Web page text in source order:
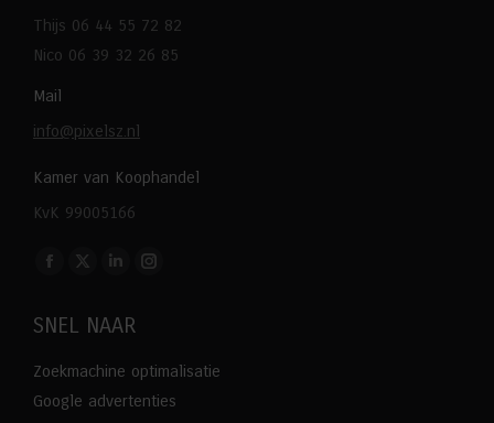
Thijs 06 44 55 72 82
Nico 06 39 32 26 85
Mail
info@pixelsz.nl
Kamer van Koophandel
KvK 99005166
Vind ons op:
Facebook
opens
X
opens
Linkedin
opens
Instagram
SNEL NAAR
Zoekmachine optimalisatie
Google advertenties